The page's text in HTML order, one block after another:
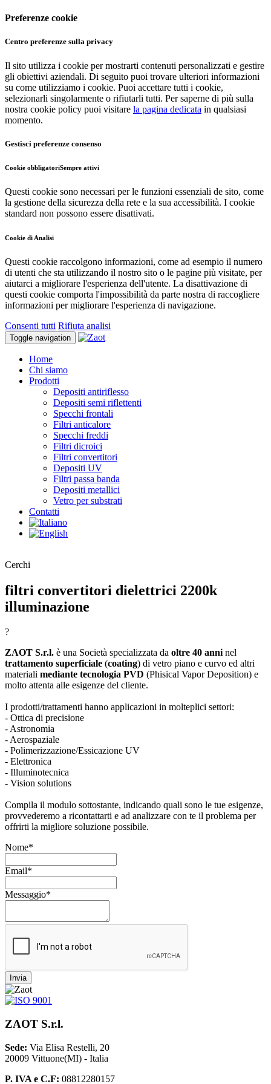
Preferenze cookie
Centro preferenze sulla privacy
Il sito utilizza i cookie per mostrarti contenuti personalizzati e gestire
gli obiettivi aziendali. Di seguito puoi trovare ulteriori informazioni
su come utilizziamo i cookie. Puoi accettare tutti i cookie,
selezionarli singolarmente o rifiutarli tutti. Per saperne di più sulla
nostra cookie policy puoi visitare la pagina dedicata in qualsiasi
momento.
Gestisci preferenze consenso
Cookie obbligatoriSempre attivi
Questi cookie sono necessari per le funzioni essenziali de sito, come
la gestione della sicurezza della rete e la sua accessibilità. I cookie
standard non possono essere disattivati.
Cookie di Analisi
Questi cookie raccolgono informazioni, come ad esempio il numero
di utenti che sta utilizzando il nostro sito o le pagine più visitate, per
aiutarci a migliorare l'esperienza dell'utente. La disattivazione di
questi cookie comporta l'impossibilità da parte nostra di raccogliere
informazioni per migliorare l'esperienza di navigazione.
Consenti tutti Rifiuta analisi
Toggle navigation
Home
Chi siamo
Prodotti
Depositi antiriflesso
Depositi semi riflettenti
Specchi frontali
Filtri anticalore
Specchi freddi
Filtri dicroici
Filtri convertitori
Depositi UV
Filtri passa banda
Depositi metallici
Vetro per substrati
Contatti
Cerchi
filtri convertitori dielettrici 2200k
illuminazione
?
ZAOT S.r.l. è una Società specializzata da oltre 40 anninel
trattamento superficiale (coating) di vetro piano e curvo ed altri
materiali mediante tecnologia PVD (Phisical Vapor Deposition) e
molto attenta alle esigenze del cliente.
I prodotti/trattamenti hanno applicazioni in molteplici settori:
- Ottica di precisione
- Astronomia
- Aerospaziale
- Polimerizzazione/Essicazione UV
- Elettronica
- Illuminotecnica
- Vision solutions
Compila il modulo sottostante, indicando quali sono le tue esigenze,
provvederemo a ricontattarti e ad analizzare con te il problema per
offrirti la migliore soluzione possibile.
Nome*
Email*
Messaggio*
Invia
ZAOT S.r.l.
Sede: Via Elisa Restelli, 20
20009 Vittuone(MI) - Italia
P. IVA e C.F: 08812280157